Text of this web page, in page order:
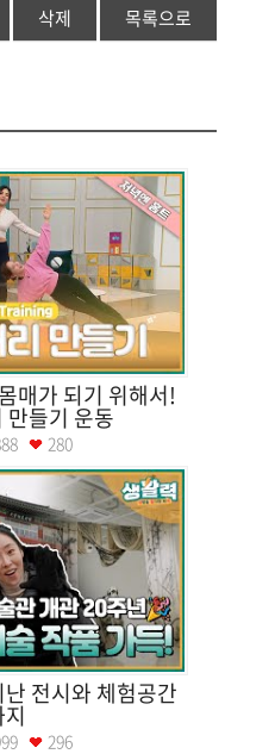
삭제 목록으로
매가 되기 위해서!
만들기 운동
280
전시와 체험공간
296